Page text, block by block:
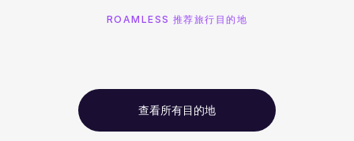
ROAMLESS 推荐旅行目的地
查看所有目的地